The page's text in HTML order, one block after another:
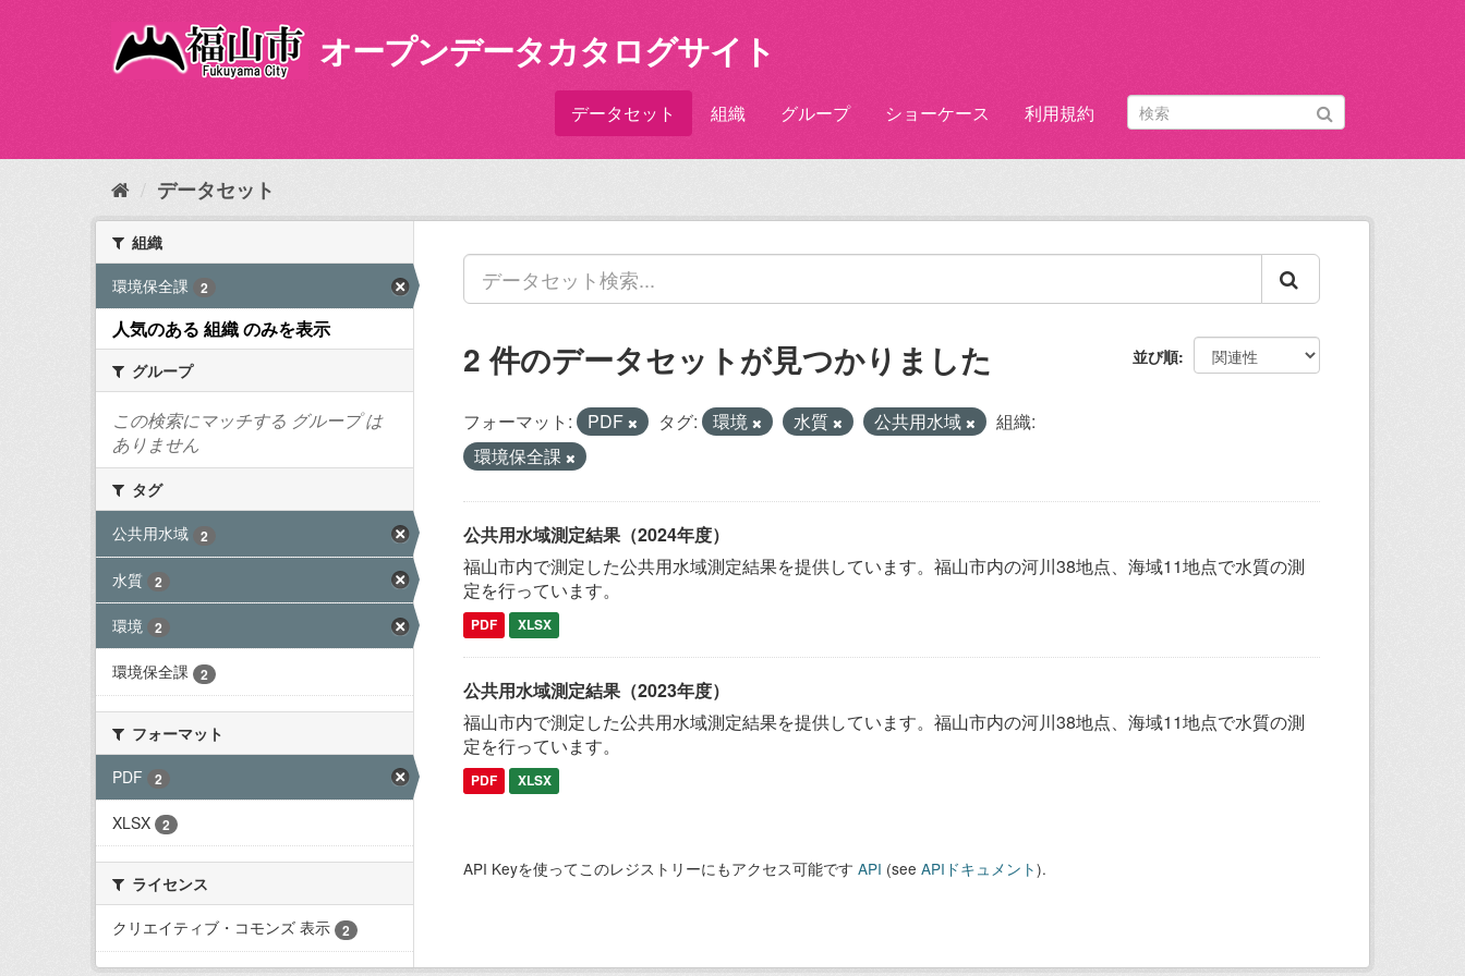
内
オープンデータカタログサイト
データセット 組織 グループ ショーケース 利用規約
データセット
組織
環境保全課
2
人気のある 組織 のみを表示
グループ
この検索にマッチする グループ は
ありません
タグ
公共用水域
2
水質 2
環境 2
環境保全課 2
フォーマット
PDF
2
XLSX 2
ライセンス
クリエイティブ・コモンズ 表示
2
並び順
2 件のデータセットが見つかりました
フォーマット: PDF タグ: 環境 水質 公共用水域
組織:
環境保全課
公共用水域測定結果（2024年度）
福山市内で測定した公共用水域測定結果を提供しています。福山市内の河川38地点、海域11地点で水質の測
定を行っています。
PDF XLSX
公共用水域測定結果（2023年度）
福山市内で測定した公共用水域測定結果を提供しています。福山市内の河川38地点、海域11地点で水質の測
定を行っています。
PDF XLSX
API Keyを使ってこのレジストリーにもアクセス可能です API (see APIドキュメント).